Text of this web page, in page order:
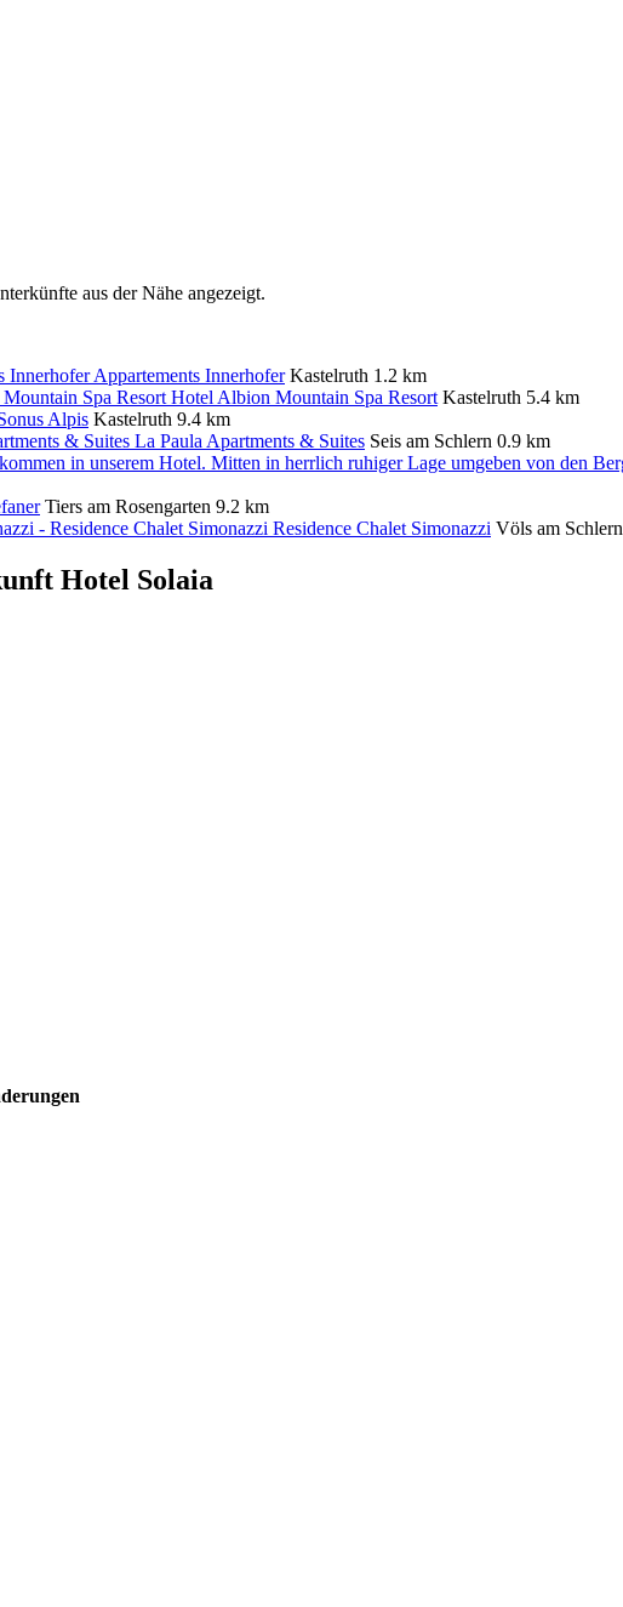
aus der Nähe angezeigt.
Appartements Innerhofer Kastelruth 1.2 km
Hotel Albion Mountain Spa Resort Kastelruth 5.4 km
Alpis Kastelruth 9.4 km
La Paula Apartments & Suites Seis am Schlern 0.9 km
Tiers am Rosengarten 9.2 km
Residence Chalet Simonazzi Völs am Schlern
Hotel Solaia